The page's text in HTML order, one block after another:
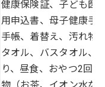
健康保険証、子ども医
用申込書、母子健康手
手帳、着替え、汚れ物
タオル、バスタオル、
り、昼食、おやつ2回